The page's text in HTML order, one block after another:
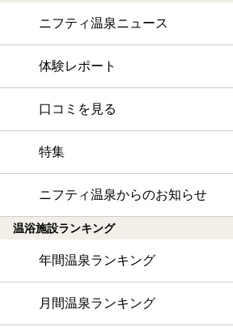
ニフティ温泉ニュース
体験レポート
口コミを見る
特集
ニフティ温泉からのお知らせ
温浴施設ランキング
年間温泉ランキング
月間温泉ランキング